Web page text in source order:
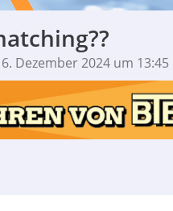
Dezember 2024 um 13:45